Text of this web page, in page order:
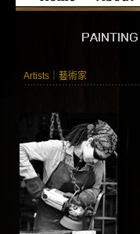
Artists｜藝術家